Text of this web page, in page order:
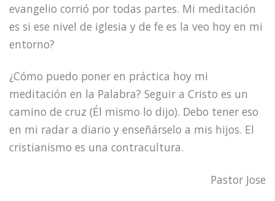
evangelio corrió por todas partes. Mi meditación
es si ese nivel de iglesia y de fe es la veo hoy en mi
entorno?
¿Cómo puedo poner en práctica hoy mi
meditación en la Palabra? Seguir a Cristo es un
camino de cruz (Él mismo lo dijo). Debo tener eso
en mi radar a diario y enseñárselo a mis hijos. El
cristianismo es una contracultura.
Pastor Jose